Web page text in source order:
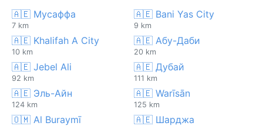
🇦🇪 Мусаффа
7 km
🇦🇪 Bani Yas City
9 km
🇦🇪 Khalifah A City
10 km
🇦🇪 Абу-Даби
20 km
🇦🇪 Jebel Ali
92 km
🇦🇪 Дубай
111 km
🇦🇪 Эль-Айн
124 km
🇦🇪 Warīsān
125 km
🇴🇲 Al Buraymī 🇦🇪 Шарджа